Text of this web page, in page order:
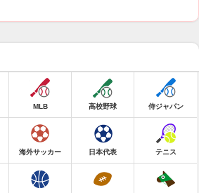
MLB 高校野球 侍ジャパン
海外サッカー 日本代表 テニス